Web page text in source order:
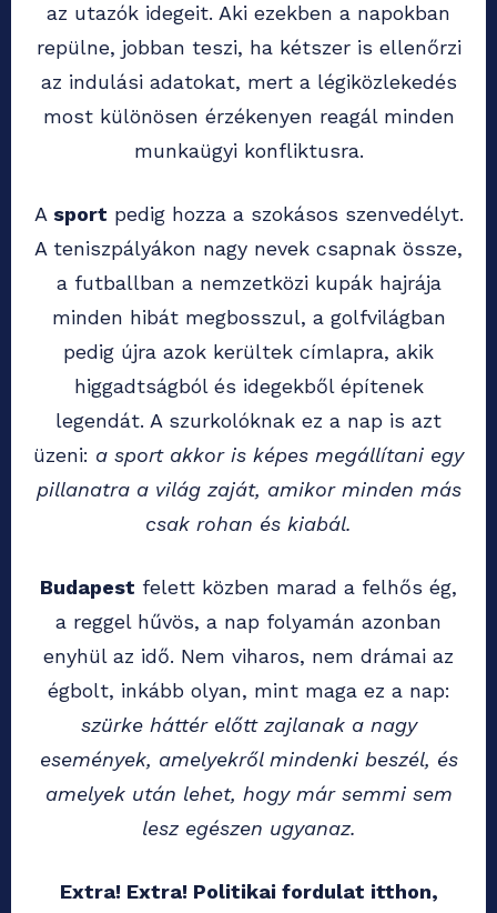
az utazók idegeit. Aki ezekben a napokban
repülne, jobban teszi, ha kétszer is ellenőrzi
az indulási adatokat, mert a légiközlekedés
most különösen érzékenyen reagál minden
munkaügyi konfliktusra.
A sport pedig hozza a szokásos szenvedélyt.
A teniszpályákon nagy nevek csapnak össze,
a futballban a nemzetközi kupák hajrája
minden hibát megbosszul, a golfvilágban
pedig újra azok kerültek címlapra, akik
higgadtságból és idegekből építenek
legendát. A szurkolóknak ez a nap is azt
üzeni: a sport akkor is képes megállítani egy
pillanatra a világ zaját, amikor minden más
csak rohan és kiabál.
Budapest felett közben marad a felhős ég,
a reggel hűvös, a nap folyamán azonban
enyhül az idő. Nem viharos, nem drámai az
égbolt, inkább olyan, mint maga ez a nap:
szürke háttér előtt zajlanak a nagy
események, amelyekről mindenki beszél, és
amelyek után lehet, hogy már semmi sem
lesz egészen ugyanaz.
Extra! Extra! Politikai fordulat itthon,